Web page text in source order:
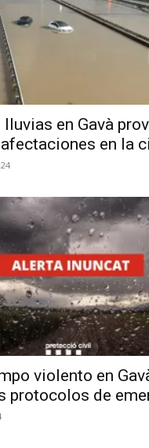
en Gavà
en la
violento en
protocolos de